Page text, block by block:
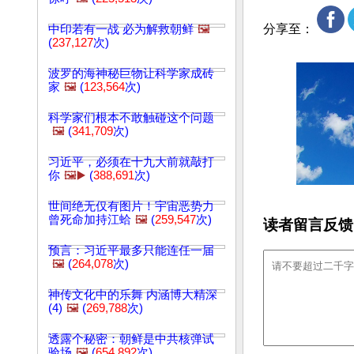
中印若有一战 必为解救朝鲜 🖼️
(237,127次)
波罗的海神秘巨物让科学家成砖
家 🖼️ (123,564次)
科学家们根本不敢触碰这个问题
🖼️ (341,709次)
习近平，必须在十九大前就敲打
你 🖼️▶️ (388,691次)
世间绝无仅有图片！宇宙恶势力
曾死命加持江蛤 🖼️ (259,547次)
预言：习近平最多只能连任一届
🖼️ (264,078次)
神传文化中的乐舞 内涵博大精深
(4) 🖼️ (269,788次)
透露个秘密：朝鲜是中共核弹试
分享至：
读者留言反